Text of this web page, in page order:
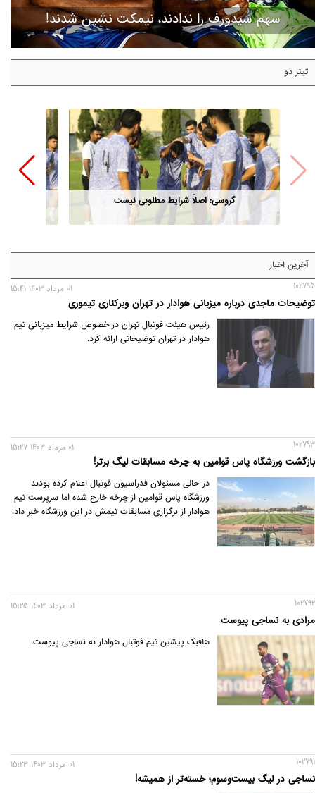
سهم سیدورف را ندادند، نیمکت نشین شدند!
تیتر دو
گروسی: اصلاً شرایط مطلوبی نیست
آخرین اخبار
102795
توضیحات ماجدی درباره میزبانی هوادار در تهران وبرکناری تیموری
01 مرداد 1403 15:41
رئیس هیئت فوتبال تهران در خصوص شرایط میزبانی تیم
هوادار در تهران توضیحاتی ارائه کرد.
102793
بازگشت ورزشگاه پاس قوامین به چرخه مسابقات لیگ برتر!
01 مرداد 1403 15:27
در حالی مسئولان فدراسیون فوتبال اعلام کرده بودند
ورزشگاه پاس قوامین از چرخه خارج شده اما سرپرست تیم
هوادار از برگزاری مسابقات تیمش در این ورزشگاه خبر داد.
102792
مرادی به نساجی پیوست
01 مرداد 1403 15:25
هافبک پیشین تیم فوتبال هوادار به نساجی پیوست.
102791
نساجی در لیگ بیست‌وسوم؛ خسته‌تر از همیشه!
01 مرداد 1403 15:23